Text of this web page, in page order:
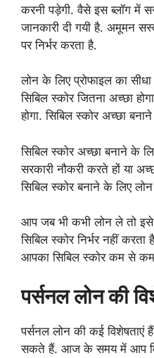
करनी पड़ेगी. वैसे इस ब्लॉग में
जानकारी दी गयी है. अमूमन
पर निर्भर करता है.
लोन के लिए प्रोफाइल का
सिबिल स्कोर जितना अच्छा
होगा. सिबिल स्कोर अच्छा
सिबिल स्कोर अच्छा बनाने के
सरकारी नौकरी करते हों या
सिबिल स्कोर बनाने के लिए
आप जब भी कभी लोन ले तो
सिबिल स्कोर निर्भर नहीं
आपका सिबिल स्कोर कम से कम
पर्सनल लोन की
पर्सनल लोन की कई
सकते हैं. आज के समय में आप